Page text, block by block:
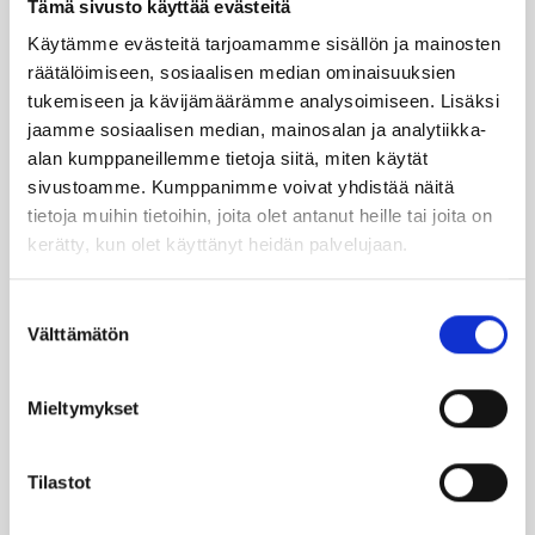
Tämä sivusto käyttää evästeitä
Käytämme evästeitä tarjoamamme sisällön ja mainosten
räätälöimiseen, sosiaalisen median ominaisuuksien
tukemiseen ja kävijämäärämme analysoimiseen. Lisäksi
jaamme sosiaalisen median, mainosalan ja analytiikka-
alan kumppaneillemme tietoja siitä, miten käytät
sivustoamme. Kumppanimme voivat yhdistää näitä
tietoja muihin tietoihin, joita olet antanut heille tai joita on
kerätty, kun olet käyttänyt heidän palvelujaan.
valinta
Välttämätön
Mieltymykset
Tilastot
TILAA UUTIS­KIR­JE
SUO­SIT­TE­LE KAVE­RIL­LE
Face­bookIns­ta­gram
Läm­möl­lä on ener­gia­te­hok­kuus­so­pi­mus
Höy­lä IV:n kulut­ta­ja­tie­do­tus­ka­na­va. Läm­
möl­lä-leh­ti uuti­soi ja taus­toit­taa ajan­koh­
tai­sia asioi­ta öljy­läm­mi­tyk­ses­tä ja laa­jem­